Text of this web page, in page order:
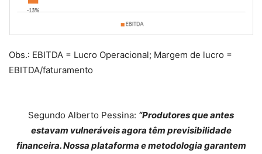
Obs.: EBITDA = Lucro Operacional; Margem de lucro =
EBITDA/faturamento
Segundo Alberto Pessina: “Produtores que antes
estavam vulneráveis agora têm previsibilidade
financeira. Nossa plataforma e metodologia garantem